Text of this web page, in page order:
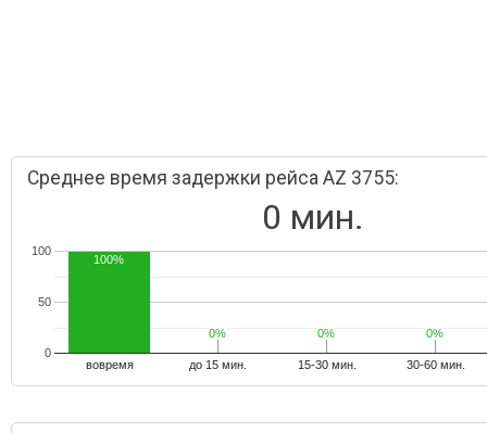
Среднее время задержки рейса AZ 3755:
0 мин.
вовремя до 15 мин. 15-30 мин. 30-60 мин.
0
50
100
100%
0%
0% 0%
0% 0%
0%